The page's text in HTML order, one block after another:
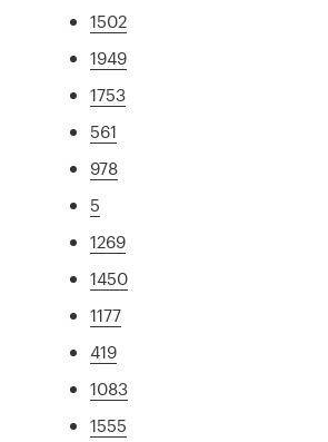
1502
1949
1753
561
978
5
1269
1450
1177
419
1083
1555